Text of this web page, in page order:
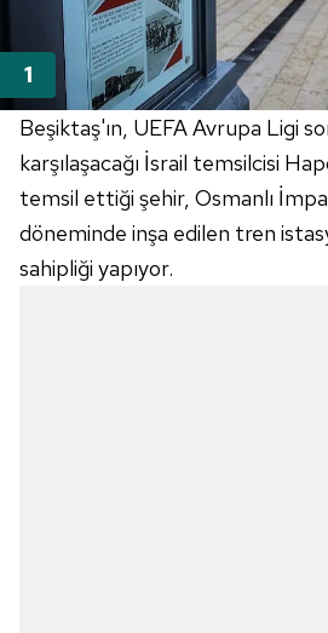
Beşiktaş'ın, UEFA Avrupa Ligi
karşılaşacağı İsrail temsilcisi
temsil ettiği şehir, Osmanlı
döneminde inşa edilen tren
sahipliği yapıyor.